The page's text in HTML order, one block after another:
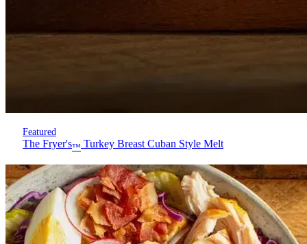
Featured
The Fryer's™ Turkey Breast Cuban Style Melt